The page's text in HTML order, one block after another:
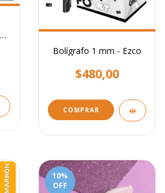
Bolígrafo 1 mm - Ezco
$480,00
COMPRAR
10%
OFF